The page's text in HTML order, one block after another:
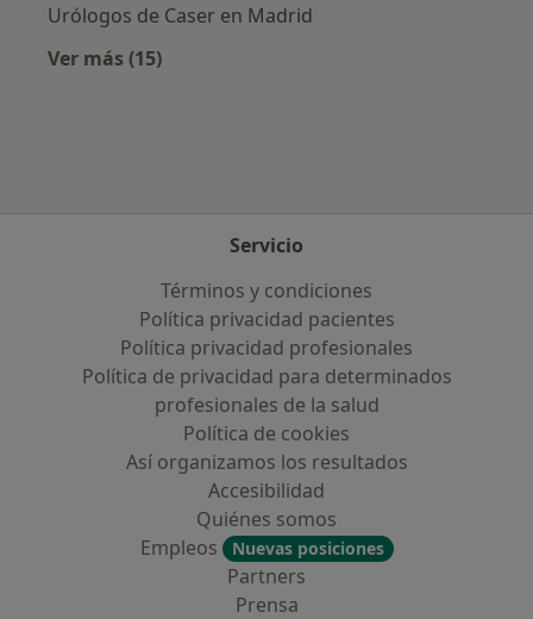
Urólogos de Caser en Madrid
Ver más (15)
Servicio
Términos y condiciones
Política privacidad pacientes
Política privacidad profesionales
Política de privacidad para determinados
profesionales de la salud
Política de cookies
Así organizamos los resultados
Accesibilidad
Quiénes somos
Empleos
Nuevas posiciones
Partners
Prensa